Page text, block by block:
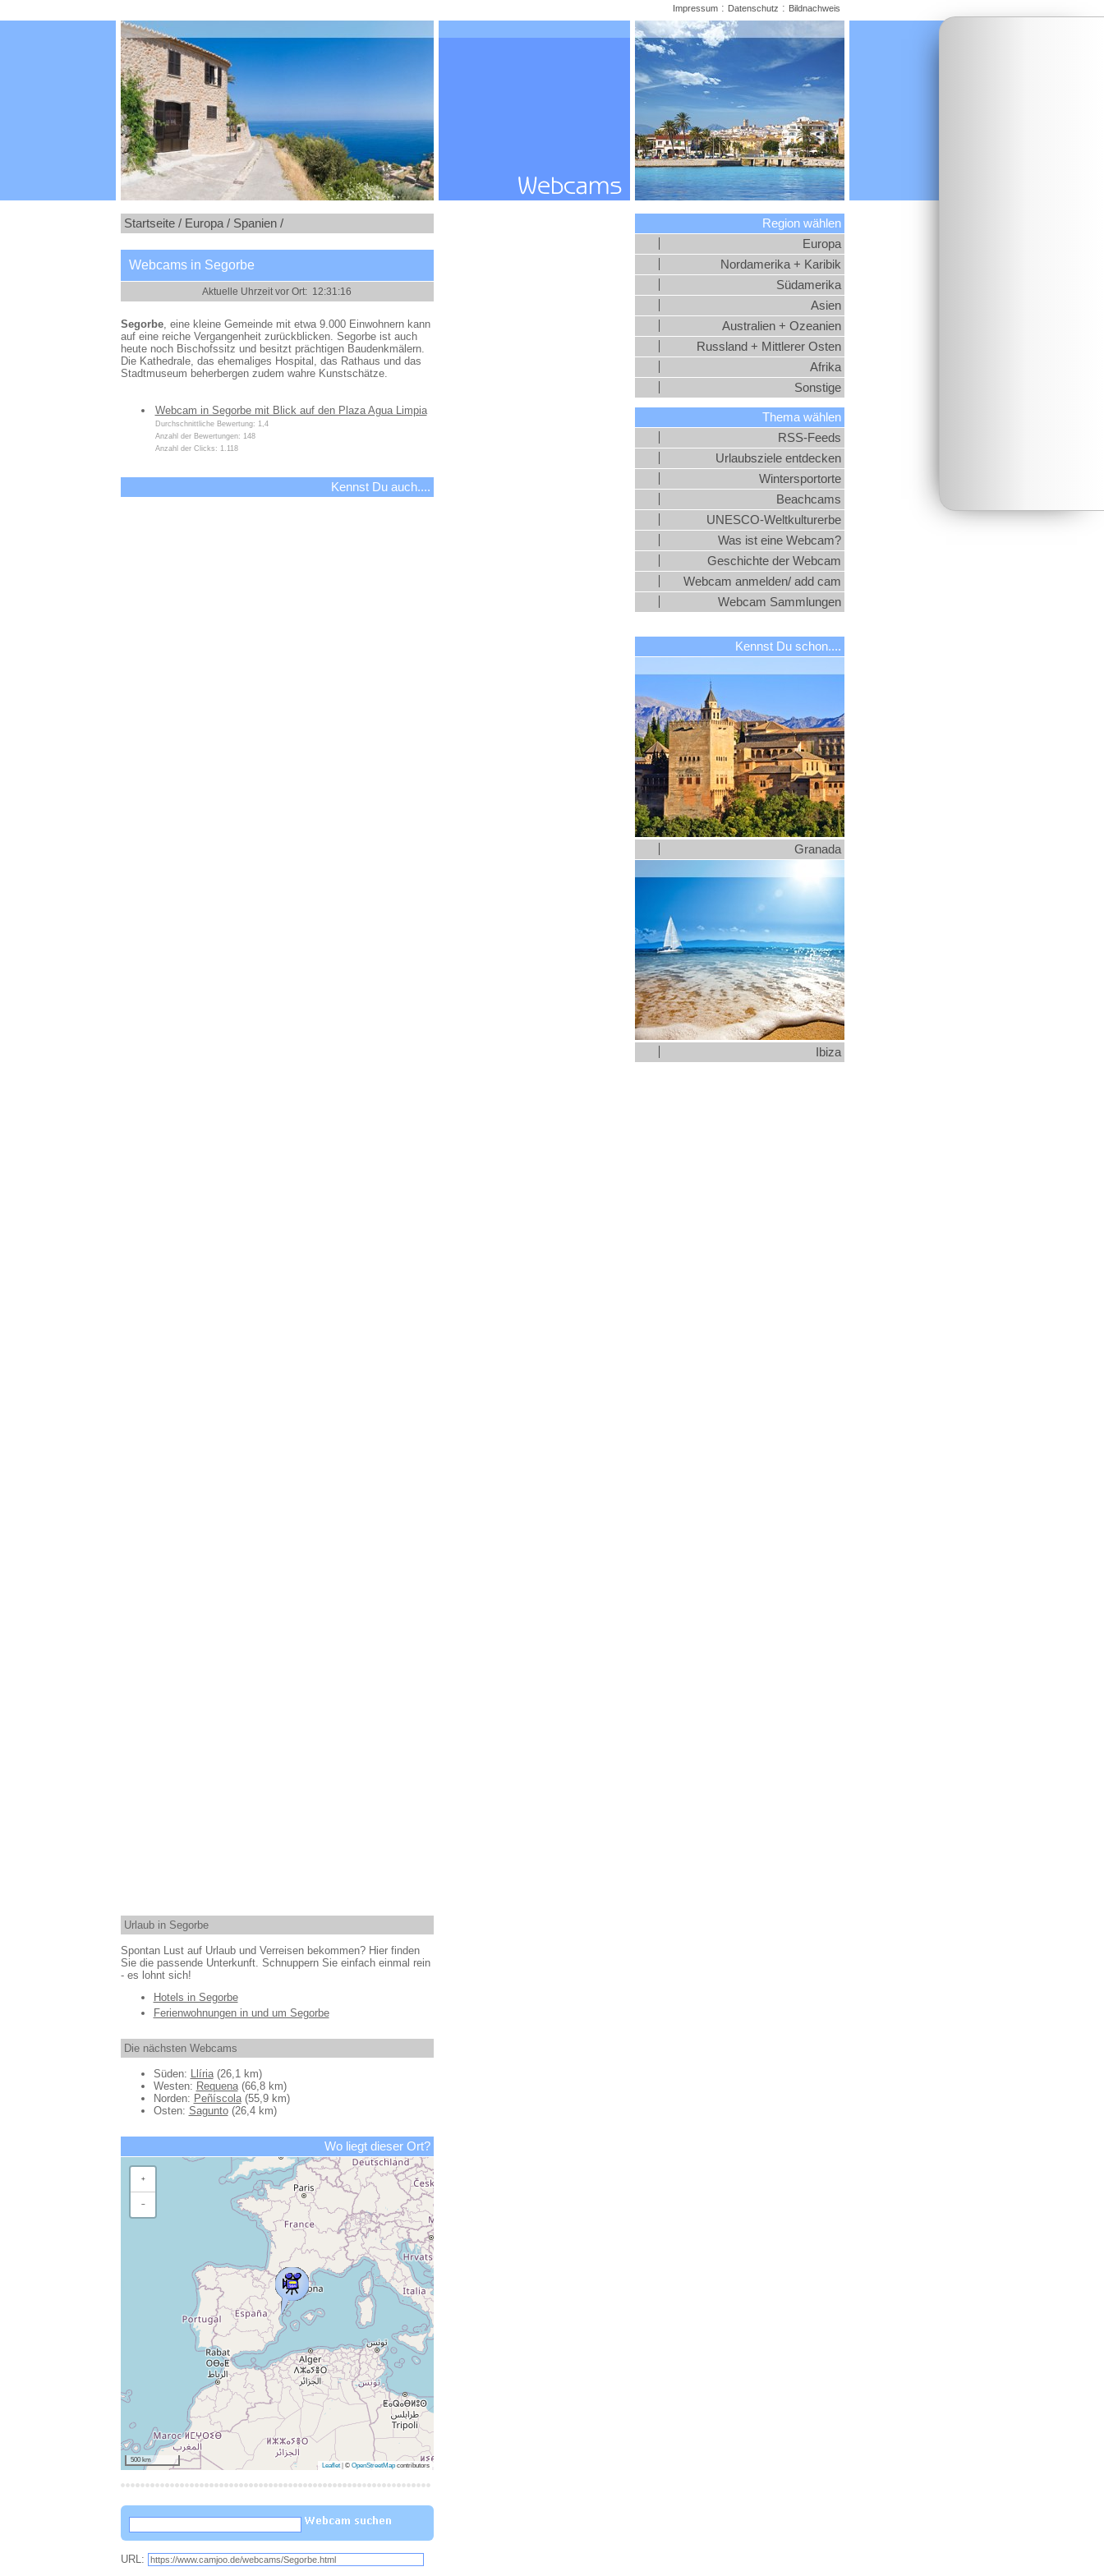
Startseite / Europa / Spanien /
Webcams in Segorbe
Segorbe, eine kleine Gemeinde mit etwa 9.000 Einwohnern kann
auf eine reiche Vergangenheit zurückblicken. Segorbe ist auch
heute noch Bischofssitz und besitzt prächtigen Baudenkmälern.
Die Kathedrale, das ehemaliges Hospital, das Rathaus und das
Stadtmuseum beherbergen zudem wahre Kunstschätze.
Webcam in Segorbe mit Blick auf den Plaza Agua Limpia
Durchschnittliche Bewertung: 1,4
Anzahl der Bewertungen: 148
Anzahl der Clicks: 1.118
Kennst Du auch....
Urlaub in Segorbe
Spontan Lust auf Urlaub und Verreisen bekommen? Hier finden
Sie die passende Unterkunft. Schnuppern Sie einfach einmal rein
- es lohnt sich!
Hotels in Segorbe
Ferienwohnungen in und um Segorbe
Die nächsten Webcams
Süden: Llíria(26,1 km)
Westen: Requena(66,8 km)
Norden: Peñíscola(55,9 km)
Osten: Sagunto(26,4 km)
Wo liegt dieser Ort?
+
−
500 km
Leaflet © OpenStreetMapcontributors
URL:
Region wählen
Europa
Nordamerika + Karibik
Südamerika
Asien
Australien + Ozeanien
Russland + Mittlerer Osten
Afrika
Sonstige
Thema wählen
RSS-Feeds
Urlaubsziele entdecken
Wintersportorte
Beachcams
UNESCO-Weltkulturerbe
Was ist eine Webcam?
Geschichte der Webcam
Webcam anmelden/ add cam
Webcam Sammlungen
Kennst Du schon....
Granada
Ibiza
Impressum: Datenschutz : Bildnachweis